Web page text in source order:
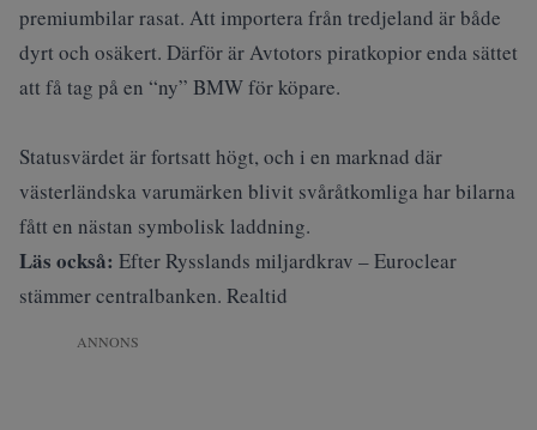
premiumbilar rasat. Att importera från tredjeland är både
dyrt och osäkert. Därför är Avtotors piratkopior enda sättet
att få tag på en “ny” BMW för köpare.
Statusvärdet är fortsatt högt, och i en marknad där
västerländska varumärken blivit svåråtkomliga har bilarna
fått en nästan symbolisk laddning.
Läs också: Efter Rysslands miljardkrav – Euroclear
stämmer centralbanken. Realtid
ANNONS